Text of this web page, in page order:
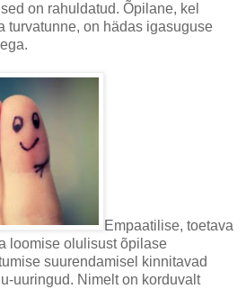
on rahuldatud. Õpilane, kel
turvatunne, on hädas igasuguse
Empaatilise, toetava
loomise olulisust õpilase
suurendamisel kinnitavad
uuringud. Nimelt on korduvalt